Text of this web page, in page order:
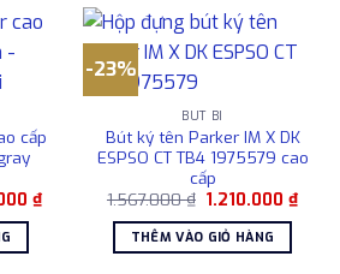
cấp
₫.
₫Giá
hiện
7.560.000 ₫.
-23%
BÚT BI
Bút ký tên Parker IM X DK
ESPSO CT TB4 1975579 cao
cấp
1.567.000₫ Giá
là:
1.567.000 ₫.
1.210.000₫Giá
hiện
THÊM VÀO GIỎ HÀNG